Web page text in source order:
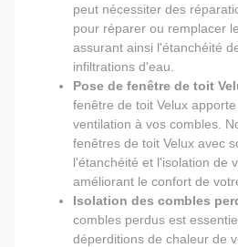
peut nécessiter des
pour réparer ou remplacer
assurant ainsi l'étanchéité
infiltrations d'eau.
Pose de fenêtre de toit
fenêtre de toit Velux
ventilation à vos combles.
fenêtres de toit Velux avec
l'étanchéité et l'isolation de
améliorant le confort de
Isolation des combles
combles perdus est
déperditions de chaleur de